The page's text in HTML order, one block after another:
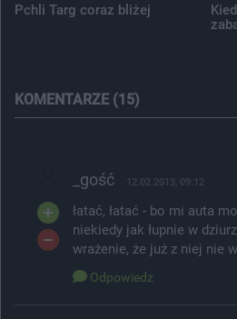
Pchli Targ coraz bliżej
KOMENTARZE (15)
_gość 12.02.2013, 09:12
łatać, łatać - bo mi auta
niekiedy jak łupnie w
wrażenie, że już z niej nie
Odpowiedz